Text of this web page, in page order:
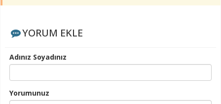
YORUM EKLE
Adınız Soyadınız
Yorumunuz